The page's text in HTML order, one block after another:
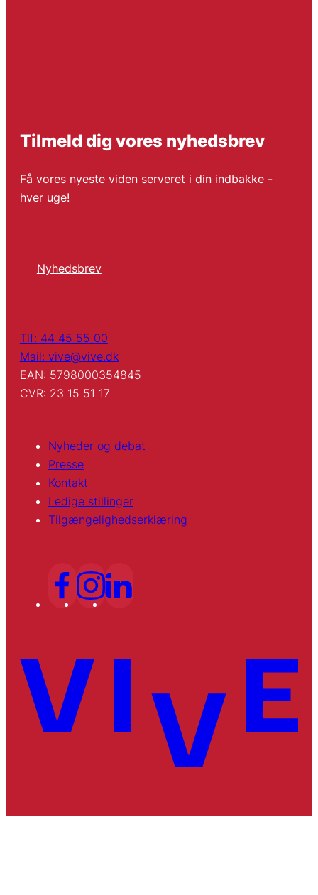
Tilmeld dig vores nyhedsbrev
Få vores nyeste viden serveret i din indbakke -
hver uge!
Nyhedsbrev
Tlf: 44 45 55 00
Mail: vive@vive.dk
EAN: 5798000354845
CVR: 23 15 51 17
Nyheder og debat
Presse
Kontakt
Ledige stillinger
Tilgængelighedserklæring